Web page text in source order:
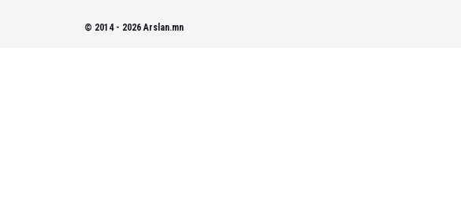
© 2014 - 2026 Arslan.mn